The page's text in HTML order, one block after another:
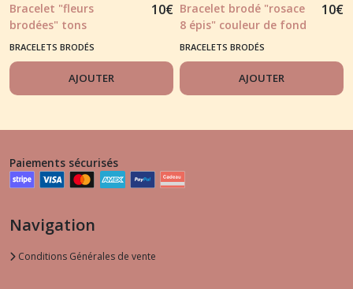
Bracelet "fleurs
brodées" tons
jaune/orange sur fond
liège
10€
BRACELETS BRODÉS
AJOUTER
Bracelet brodé "rosace
8 épis" couleur de fond
rouge
10€
BRACELETS BRODÉS
AJOUTER
Paiements sécurisés
Navigation
Conditions Générales de vente